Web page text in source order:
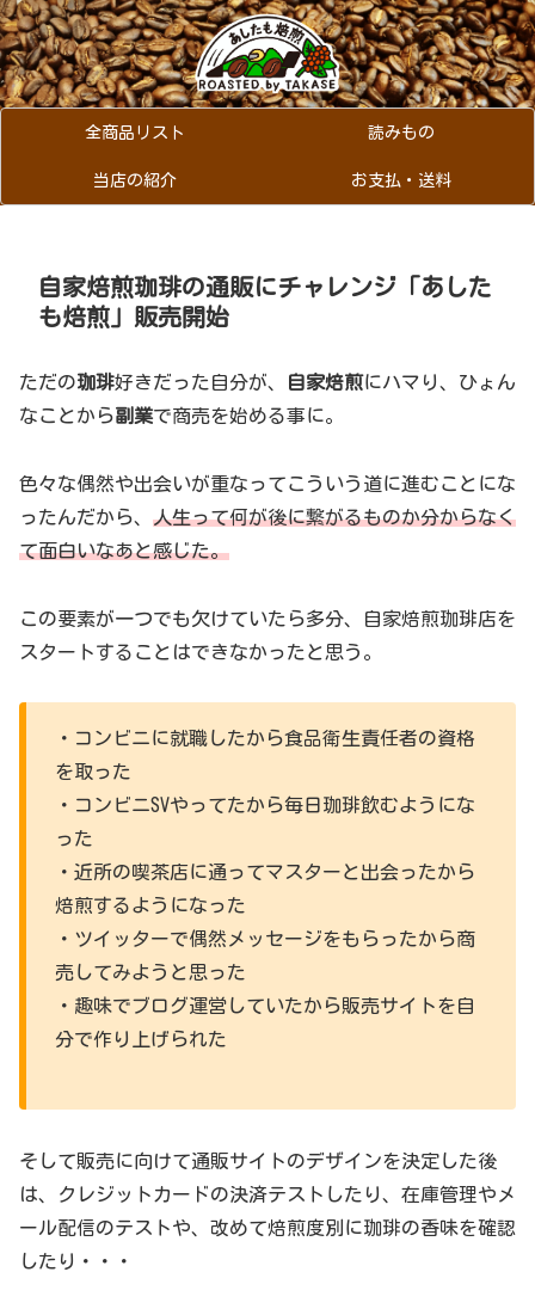
全商品リスト 読みもの
当店の紹介 お支払・送料
自家焙煎珈琲の通販にチャレンジ「あした
も焙煎」販売開始
ただの珈琲好きだった自分が、 自家焙煎にハマり、ひょん
なことから副業で商売を始める事に。
色々な偶然や出会いが重なってこういう道に進むことにな
ったんだから、 人生って何が後に繋がるものか分からなく
て面白いなあと感じた。
この要素が一つでも欠けていたら多分、自家焙煎珈琲店を
スタートすることはできなかったと思う。
・コンビニに就職したから食品衛生責任者の資格
を取った
・コンビニSVやってたから毎日珈琲飲むようにな
った
・近所の喫茶店に通ってマスターと出会ったから
焙煎するようになった
・ツイッターで偶然メッセージをもらったから商
売してみようと思った
・趣味でブログ運営していたから販売サイトを自
分で作り上げられた
そして販売に向けて通販サイトのデザインを決定した後
は、クレジットカードの決済テストしたり、在庫管理やメ
ール配信のテストや、改めて焙煎度別に珈琲の香味を確認
したり・・・